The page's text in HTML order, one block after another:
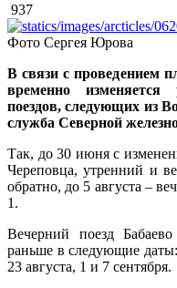
937
Фото Сергея Юрова
В связи с проведением
временно изменяется
поездов, следующих из
служба Северной
Так, до 30 июня с
Череповца, утренний и
обратно, до 5 августа –
1.
Вечерний поезд
раньше в следующие
23 августа, 1 и 7 сентября.